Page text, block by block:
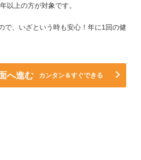
以上の方が対象です。
で、いざという時も安心！年に1回の健
へ進む カンタン＆すぐできる